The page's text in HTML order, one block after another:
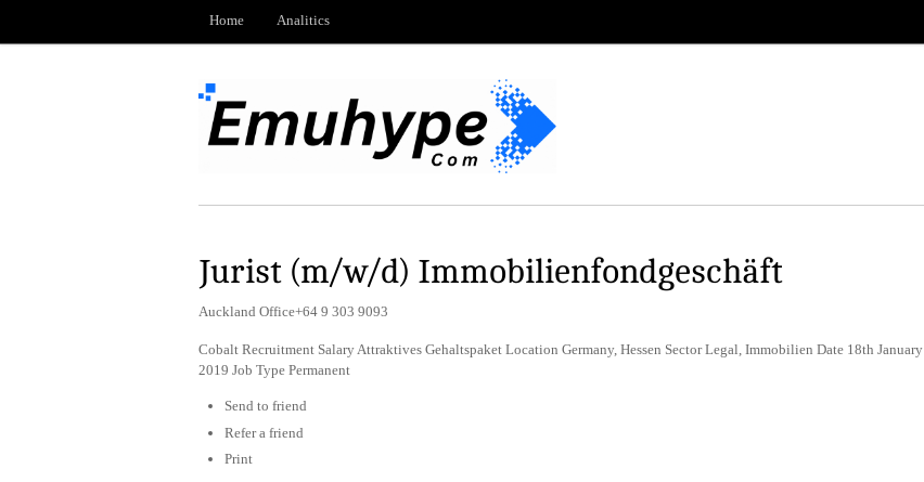
Home Analitics
Jurist (m/w/d) Immobilienfondgeschäft
Auckland Office+64 9 303 9093
Cobalt Recruitment Salary Attraktives Gehaltspaket Location Germany, Hessen Sector Legal, Immobilien Date 18th January
2019 Job Type Permanent
Send to friend
Refer a friend
Print